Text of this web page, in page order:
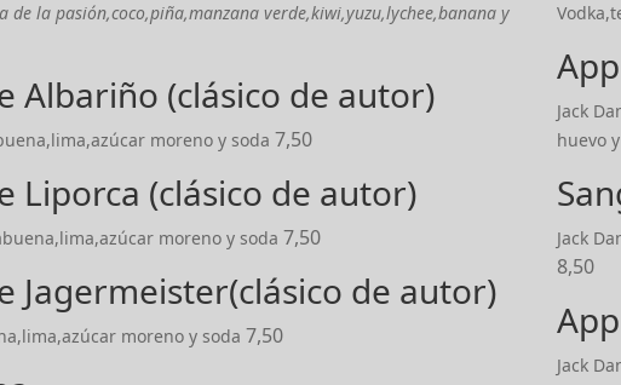
de la pasión,coco,piña,manzana verde,kiwi,yuzu,lychee,banana y
Albariño (clásico de autor)
moreno y soda 7,50
Liporca (clásico de autor)
moreno y soda 7,50
Jagermeister(clásico de autor)
moreno y soda 7,50
Jack
huevo
Jack
8,50
Jack